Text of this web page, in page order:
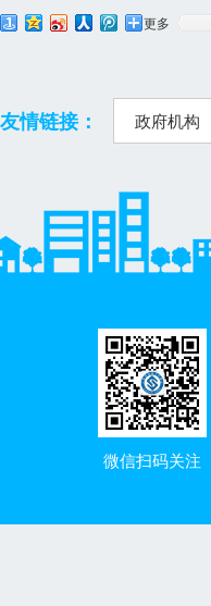
更多
友情链接：
微信扫码关注